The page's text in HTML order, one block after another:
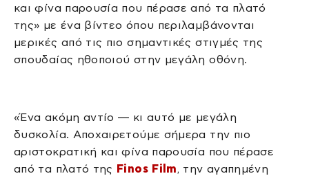
και φίνα παρουσία που πέρασε από τα πλατό
της» με ένα βίντεο όπου περιλαμβάνονται
μερικές από τις πιο σημαντικές στιγμές της
σπουδαίας ηθοποιού στην μεγάλη οθόνη.
«Ένα ακόμη αντίο — κι αυτό με μεγάλη
δυσκολία. Αποχαιρετούμε σήμερα την πιο
αριστοκρατική και φίνα παρουσία που πέρασε
από τα πλατό της Finos Film, την αγαπημένη